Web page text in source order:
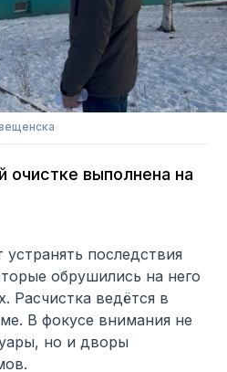
очистке выполнена на
последствия
обрушились на него
Расчистка ведётся в
В фокусе внимания не
но и дворы